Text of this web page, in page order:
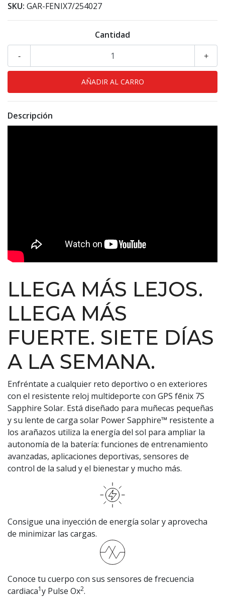
SKU: GAR-FENIX7/254027
Cantidad
+
-
Descripción
LLEGA MÁS LEJOS.
LLEGA MÁS
FUERTE. SIETE DÍAS
A LA SEMANA.
Enfréntate a cualquier reto deportivo o en exteriores
con el resistente reloj multideporte con GPS fēnix 7S
Sapphire Solar. Está diseñado para muñecas pequeñas
y su lente de carga solar Power Sapphire™ resistente a
los arañazos utiliza la energía del sol para ampliar la
autonomía de la batería: funciones de entrenamiento
avanzadas, aplicaciones deportivas, sensores de
control de la salud y el bienestar y mucho más.
Consigue una inyección de energía solar y aprovecha
de minimizar las cargas.
Conoce tu cuerpo con sus sensores de frecuencia
cardiaca1y Pulse Ox2.